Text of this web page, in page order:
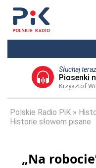
Słuchaj teraz
Piosenki
Krzysztof
Polskie Radio PiK
Historie słowem pisane
„Na